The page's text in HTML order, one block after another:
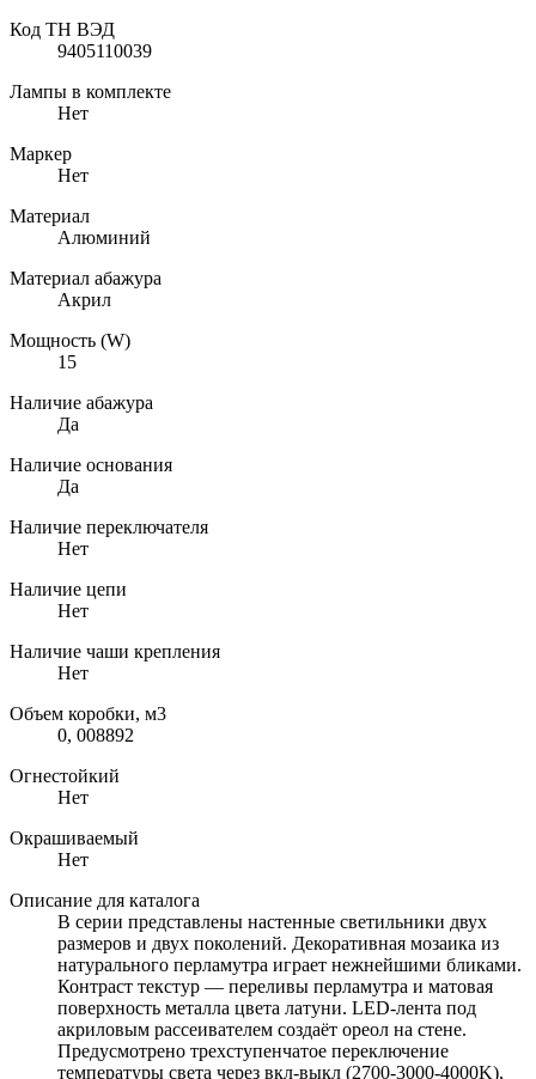
Код ТН ВЭД
9405110039
Лампы в комплекте
Нет
Маркер
Нет
Материал
Алюминий
Материал абажура
Акрил
Мощность (W)
15
Наличие абажура
Да
Наличие основания
Да
Наличие переключателя
Нет
Наличие цепи
Нет
Наличие чаши крепления
Нет
Объем коробки, м3
0, 008892
Огнестойкий
Нет
Окрашиваемый
Нет
Описание для каталога
В серии представлены настенные светильники двух
размеров и двух поколений. Декоративная мозаика из
натурального перламутра играет нежнейшими бликами.
Контраст текстур — переливы перламутра и матовая
поверхность металла цвета латуни. LED-лента под
акриловым рассеивателем создаёт ореол на стене.
Предусмотрено трехступенчатое переключение
температуры света через вкл-выкл (2700-3000-4000K),